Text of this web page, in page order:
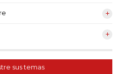
sus temas